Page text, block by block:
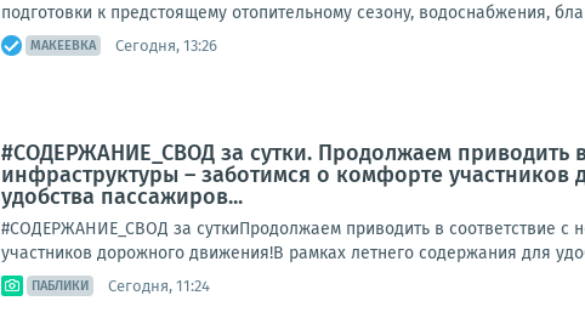
подготовки к предстоящему отопительному сезону, водоснабжения,
МАКЕЕВКА Сегодня, 13:26
#СОДЕРЖАНИЕ_СВОД за сутки. Продолжаем приводить
инфраструктуры – заботимся о комфорте
удобства пассажиров...
#СОДЕРЖАНИЕ_СВОД за суткиПродолжаем приводить в соответствие
участников дорожного движения!В рамках летнего содержания для
ПАБЛИКИ Сегодня, 11:24